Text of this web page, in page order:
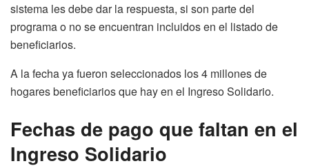
sistema les debe dar la respuesta, si son parte del
programa o no se encuentran incluidos en el listado de
beneficiarios.
A la fecha ya fueron seleccionados los 4 millones de
hogares beneficiarios que hay en el Ingreso Solidario.
Fechas de pago que faltan en el
Ingreso Solidario